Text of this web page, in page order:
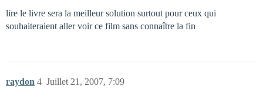
lire le livre sera la meilleur solution surtout pour ceux qui
souhaiteraient aller voir ce film sans connaître la fin
raydon Juillet 21, 2007, 7:09
4